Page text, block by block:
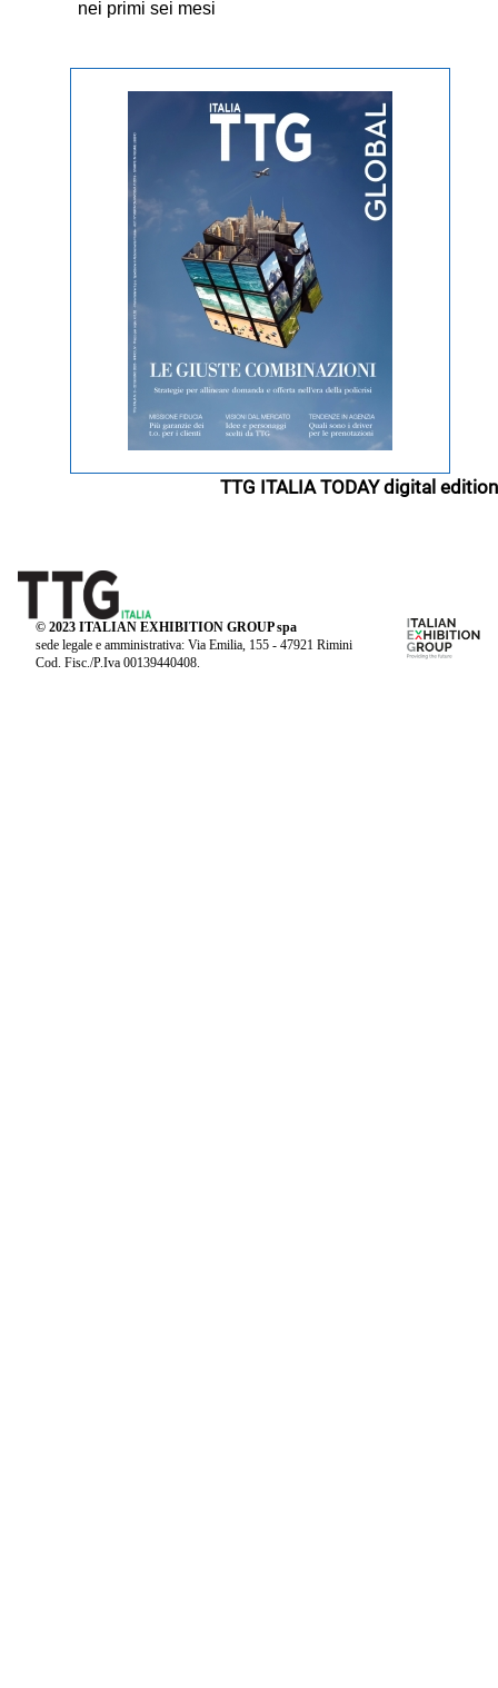
nei primi sei mesi
TTG ITALIA TODAY digital edition
© 2023 ITALIAN EXHIBITION GROUP spa
sede legale e amministrativa: Via Emilia, 155 - 47921 Rimini
Cod. Fisc./P.Iva 00139440408.